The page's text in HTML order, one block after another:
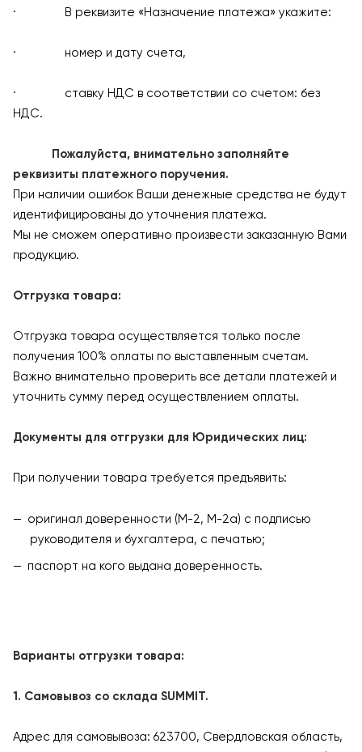
· В реквизите «Назначение платежа» укажите:
· номер и дату счета,
· ставку НДС в соответствии со счетом: без
НДС.
Пожалуйста, внимательно заполняйте
реквизиты платежного поручения.
При наличии ошибок Ваши денежные средства не будут
идентифицированы до уточнения платежа.
Мы не сможем оперативно произвести заказанную Вами
продукцию.
Отгрузка товара:
Отгрузка товара осуществляется только после
получения 100% оплаты по выставленным счетам.
Важно внимательно проверить все детали платежей и
уточнить сумму перед осуществлением оплаты.
Документы для отгрузки для Юридических лиц:
При получении товара требуется предъявить:
оригинал доверенности (М-2, М-2а) с подписью
руководителя и бухгалтера, с печатью;
паспорт на кого выдана доверенность.
Варианты отгрузки товара:
1. Самовывоз со склада SUMMIT.
Адрес для самовывоза: 623700, Свердловская область,